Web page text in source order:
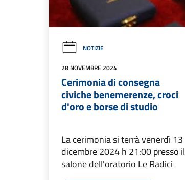
NOTIZIE
28 NOVEMBRE 2024
Cerimonia di consegna
civiche benemerenze, croci
d'oro e borse di studio
La cerimonia si terrà venerdì 13
dicembre 2024 h 21:00 presso il
salone dell'oratorio Le Radici